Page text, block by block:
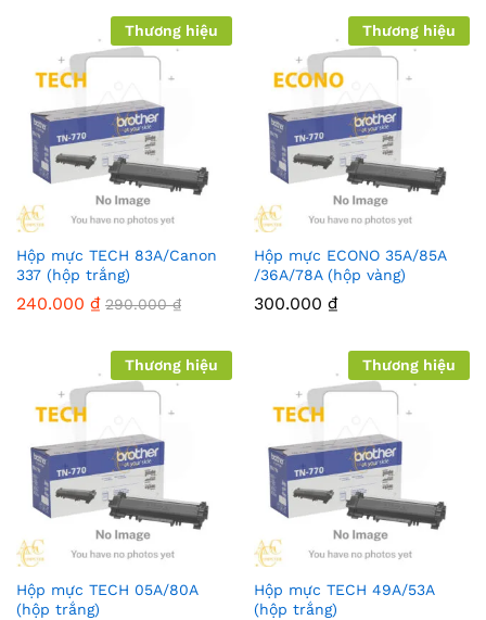
Thương hiệu
Hộp mực TECH 83A/Canon
337 (hộp trắng)
240.000 ₫ 290.000₫
Thương hiệu
Hộp mực ECONO 35A/85A
/36A/78A (hộp vàng)
300.000 ₫
Thương hiệu
Hộp mực TECH 05A/80A
(hộp trắng)
Thương hiệu
Hộp mực TECH 49A/53A
(hộp trắng)